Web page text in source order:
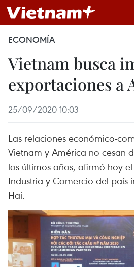
ECONOMÍA
Vietnam busca
exportaciones a
25/09/2020 10:03
Las relaciones económico-
Vietnam y América no cesan
los últimos años, afirmó hoy
Industria y Comercio del país
Hai.